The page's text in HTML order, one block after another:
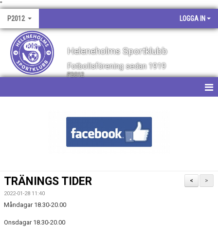
"
P2012 LOGGA IN
Heleneholms Sportklubb
Fotbollsförening sedan 1919
P2012
TRUPPEN
>
<
TRÄNINGS TIDER
2022-01-28 11:40
Måndagar 18.30-20.00
Onsdagar 18.30-20.00